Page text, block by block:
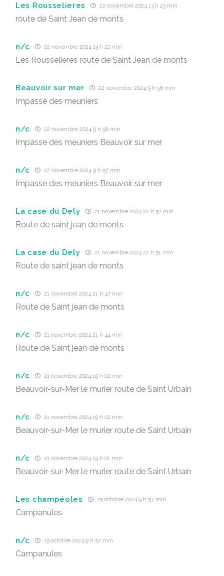
Les Rousselieres 22 novembre 2024 13 h 23 min
route de Saint Jean de monts
n/c 22 novembre 2024 13 h 22 min
Les Rousselieres route de Saint Jean de monts
Beauvoir sur mer 22 novembre 2024 9 h 58 min
Impasse des meuniers
n/c 22 novembre 2024 9 h 58 min
Impasse des meuniers Beauvoir sur mer
n/c 22 novembre 2024 9 h 57 min
Impasse des meuniers Beauvoir sur mer
La case du Dely 21 novembre 2024 22 h 52 min
Route de saint jean de monts
La case du Dely 21 novembre 2024 22 h 51 min
Route de saint jean de monts
n/c 21 novembre 2024 21 h 47 min
Route de Saint jean de monts
n/c 21 novembre 2024 21 h 44 min
Route de Saint jean de monts
n/c 21 novembre 2024 19 h 02 min
Beauvoir-sur-Mer le murier route de Saint Urbain
n/c 21 novembre 2024 19 h 02 min
Beauvoir-sur-Mer le murier route de Saint Urbain
n/c 21 novembre 2024 19 h 01 min
Beauvoir-sur-Mer le murier route de Saint Urbain
Les champéoles 15 octobre 2024 9 h 57 min
Campanules
n/c 15 octobre 2024 9 h 57 min
Campanules